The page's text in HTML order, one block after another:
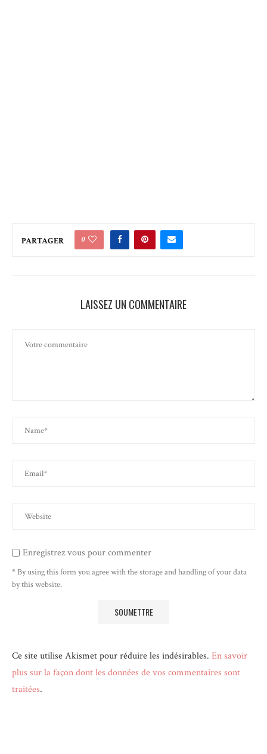
PARTAGER 0
LAISSEZ UN COMMENTAIRE
Enregistrez vous pour commenter
* By using this form you agree with the storage and handling of your data
by this website.
Ce site utilise Akismet pour réduire les indésirables. En savoir
plus sur la façon dont les données de vos commentaires sont
traitées.